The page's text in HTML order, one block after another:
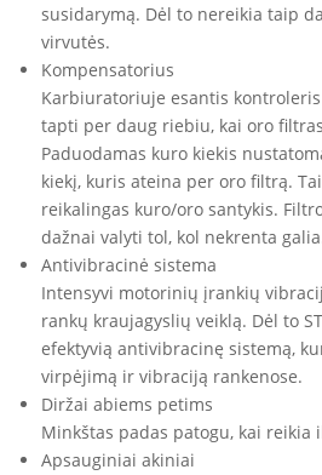
susidarymą. Dėl to nereikia taip
virvutės.
Kompensatorius
Karbiuratoriuje esantis
tapti per daug riebiu, kai oro
Paduodamas kuro kiekis
kiekį, kuris ateina per oro filtrą.
reikalingas kuro/oro santykis.
dažnai valyti tol, kol nekrenta
Antivibracinė sistema
Intensyvi motorinių įrankių
rankų kraujagyslių veiklą. Dėl to
efektyvią antivibracinę sistemą,
virpėjimą ir vibraciją rankenose.
Diržai abiems petims
Minkštas padas patogu, kai reikia
Apsauginiai akiniai